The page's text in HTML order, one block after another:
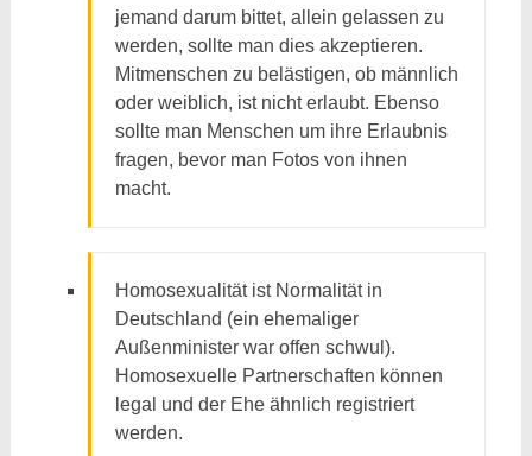
jemand darum bittet, allein gelassen zu
werden, sollte man dies akzeptieren.
Mitmenschen zu belästigen, ob männlich
oder weiblich, ist nicht erlaubt. Ebenso
sollte man Menschen um ihre Erlaubnis
fragen, bevor man Fotos von ihnen
macht.
Homosexualität ist Normalität in
Deutschland (ein ehemaliger
Außenminister war offen schwul).
Homosexuelle Partnerschaften können
legal und der Ehe ähnlich registriert
werden.